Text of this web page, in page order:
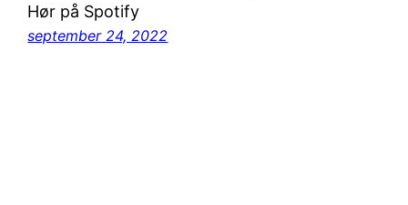
Hør på Spotify
september 24, 2022